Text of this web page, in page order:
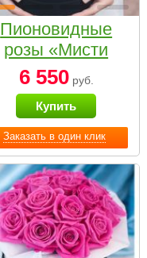
Заказать в один клик
Пионовидные
розы «Мисти
бабблс» в
черной коробке
Small
6 550руб.
Купить